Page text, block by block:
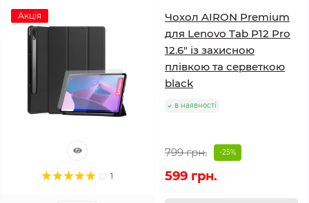
Акція
1
Чохол AIRON Premium
для Lenovo Tab P12 Pro
12.6" із захисною
плівкою та серветкою
black
в наявності
799 грн. -25%
599 грн.